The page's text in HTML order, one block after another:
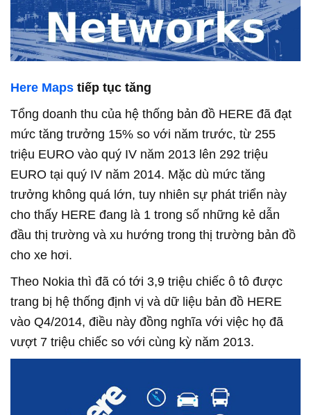
Here Maps tiếp tục tăng
Tổng doanh thu của hệ thống bản đồ HERE đã đạt
mức tăng trưởng 15% so với năm trước, từ 255
triệu EURO vào quý IV năm 2013 lên 292 triệu
EURO tại quý IV năm 2014. Mặc dù mức tăng
trưởng không quá lớn, tuy nhiên sự phát triển này
cho thấy HERE đang là 1 trong số những kẻ dẫn
đầu thị trường và xu hướng trong thị trường bản đồ
cho xe hơi.
Theo Nokia thì đã có tới 3,9 triệu chiếc ô tô được
trang bị hệ thống định vị và dữ liệu bản đồ HERE
vào Q4/2014, điều này đồng nghĩa với việc họ đã
vượt 7 triệu chiếc so với cùng kỳ năm 2013.